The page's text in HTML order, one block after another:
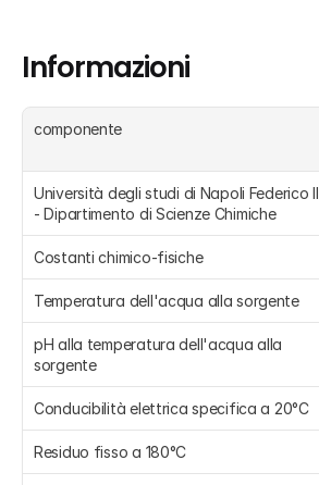
Informazioni
componente
Università degli studi di Napoli Federico II
- Dipartimento di Scienze Chimiche
Costanti chimico-fisiche
Temperatura dell'acqua alla sorgente
pH alla temperatura dell'acqua alla
sorgente
Conducibilità elettrica specifica a 20°C
Residuo fisso a 180°C